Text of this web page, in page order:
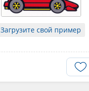
Загрузите свой пример